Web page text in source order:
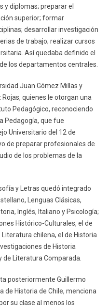
y diplomas; preparar el
superior; formar
desarrollar investigación
de trabajo; realizar cursos
Así quedaba definido el
los departamentos centrales.
Juan Gómez Millas y
quienes le otorgan una
Pedagógico, reconociendo
Pedagogía, que fue
Universitario del 12 de
de preparar profesionales de
de los problemas de la
y Letras quedó integrado
Lenguas Clásicas,
Inglés, Italiano y Psicología;
Histórico-Culturales, el de
chilena, el de Historia
de Historia
de Literatura Comparada.
posteriormente Guillermo
de Historia de Chile, menciona
su clase al menos los